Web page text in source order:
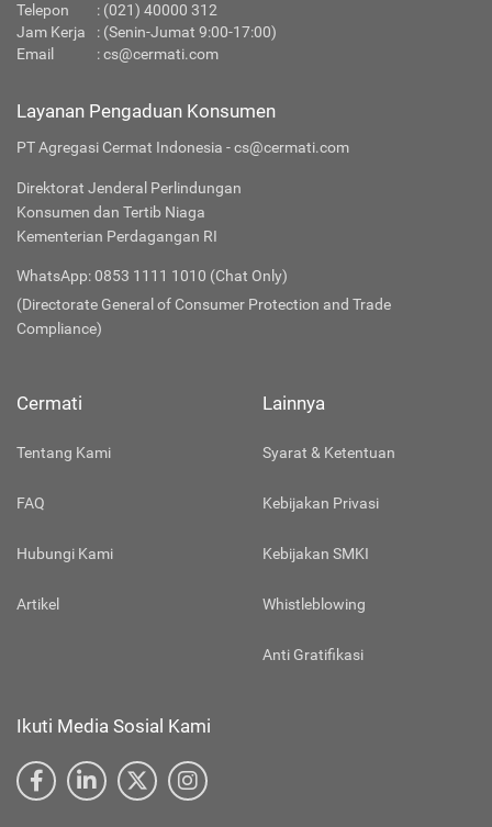
Telepon : (021) 40000 312
Jam Kerja
: (Senin-Jumat 9:00-17:00)
Email
:cs@cermati.com
Layanan Pengaduan Konsumen
PT Agregasi Cermat Indonesia - cs@cermati.com
Direktorat Jenderal Perlindungan
Konsumen dan Tertib Niaga
Kementerian Perdagangan RI
WhatsApp: 0853 1111 1010 (Chat Only)
(Directorate General of Consumer Protection and Trade
Compliance)
Cermati
Tentang Kami
FAQ
Hubungi Kami
Artikel
Lainnya
Syarat & Ketentuan
Kebijakan Privasi
Kebijakan SMKI
Whistleblowing
Anti Gratifikasi
Ikuti Media Sosial Kami